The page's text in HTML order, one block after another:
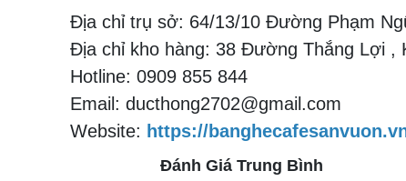
Địa chỉ trụ sở: 64/13/10 Đường Phạm
Địa chỉ kho hàng: 38 Đường Thắng Lợi ,
Hotline: 0909 855 844
Email: ducthong2702@gmail.com
Website: https://
Đánh Giá Trung Bình